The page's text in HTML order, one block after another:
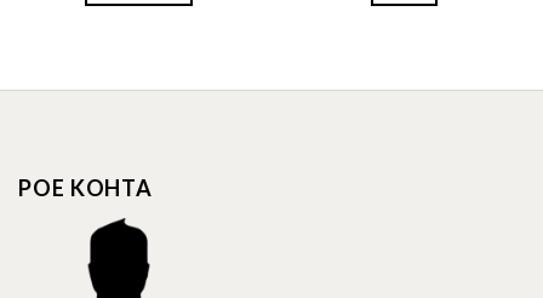
multiple
POE KOHTA